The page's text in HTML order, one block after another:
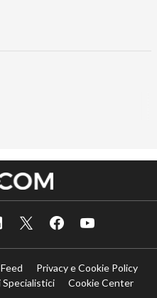
Privacy e Cookie Policy
Cookie Center